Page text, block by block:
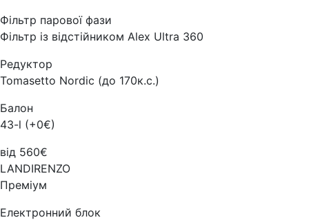
Фільтр парової фази
Фільтр із відстійником Alex Ultra 360
Редуктор
Tomasetto Nordic (до 170к.с.)
Балон
43-l (+0€)
від 560€
LANDIRENZO
Преміум
Електронний блок